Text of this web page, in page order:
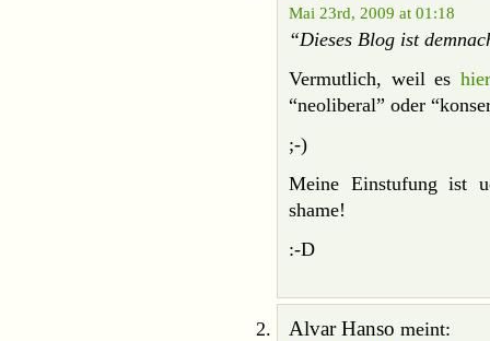
Mai 23rd, 2009 at 01:18
“Dieses Blog ist
Vermutlich, weil es hier
“neoliberal” oder
;-)
Meine Einstufung ist
shame!
:-D
Alvar Hanso meint: